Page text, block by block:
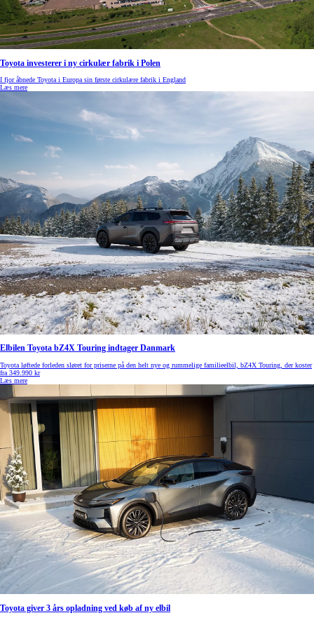
Toyota investerer i ny cirkulær fabrik i Polen
I fjor åbnede Toyota i Europa sin første cirkulære fabrik i England
Læs mere
Elbilen Toyota bZ4X Touring indtager Danmark
Toyota løftede forleden sløret for priserne på den helt nye og rummelige familieelbil, bZ4X Touring, der koster
fra 349.990 kr
Læs mere
Toyota giver 3 års opladning ved køb af ny elbil